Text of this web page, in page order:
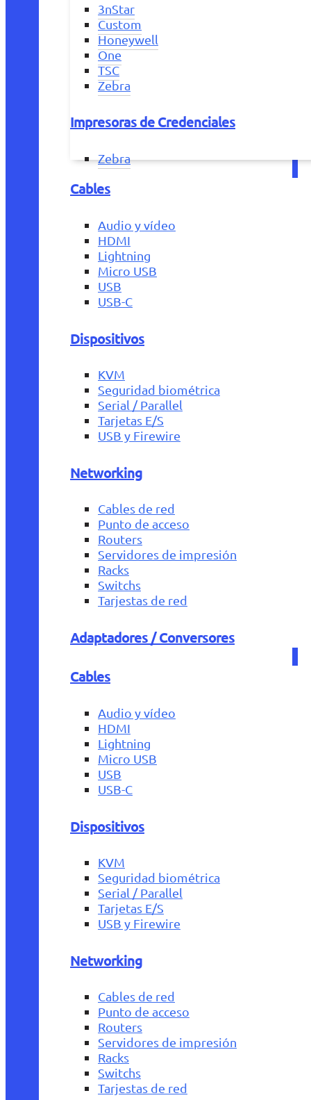
3nStar
Custom
Honeywell
One
TSC
Zebra
Impresoras de Credenciales
Zebra
Cables
Audio y vídeo
HDMI
Lightning
Micro USB
USB
USB-C
Dispositivos
KVM
Seguridad biométrica
Serial / Parallel
Tarjetas E/S
USB y Firewire
Networking
Cables de red
Punto de acceso
Routers
Servidores de impresión
Racks
Switchs
Tarjestas de red
Adaptadores / Conversores
Cables
Audio y vídeo
HDMI
Lightning
Micro USB
USB
USB-C
Dispositivos
KVM
Seguridad biométrica
Serial / Parallel
Tarjetas E/S
USB y Firewire
Networking
Cables de red
Punto de acceso
Routers
Servidores de impresión
Racks
Switchs
Tarjestas de red